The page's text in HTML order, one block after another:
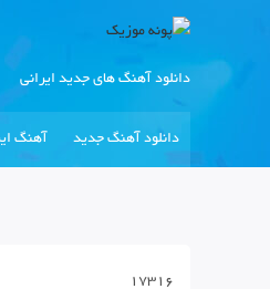
دانلود آهنگ های جدید ایرانی
دانلود آهنگ جدید آهنگ
17316